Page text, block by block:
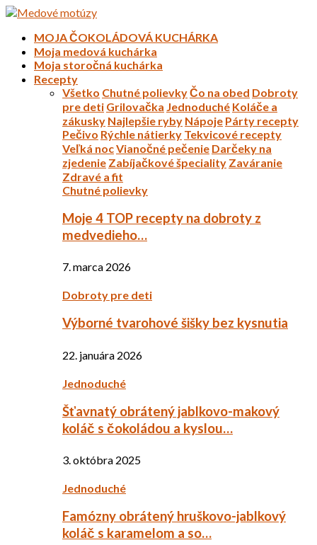
MOJA ČOKOLÁDOVÁ KUCHÁRKA
Moja medová kuchárka
Moja storočná kuchárka
Recepty
Všetko Chutné polievkyČo na obed Dobroty
pre deti Grilovačka Jednoduché Koláče a
zákusky Najlepšie ryby Nápoje Párty recepty
Pečivo Rýchle nátierky Tekvicové recepty
Veľká nocVianočné pečenie Darčeky na
zjedenie Zabíjačkové špeciality Zaváranie
Zdravé a fit
Chutné polievky
Moje 4 TOP recepty na dobroty z
medvedieho…
7. marca 2026
Dobroty pre deti
Výborné tvarohové šišky bez kysnutia
22. januára 2026
Jednoduché
Šťavnatý obrátený jablkovo-makový
koláč s čokoládou a kyslou…
3. októbra 2025
Jednoduché
Famózny obrátený hruškovo-jablkový
koláč s karamelom a so…